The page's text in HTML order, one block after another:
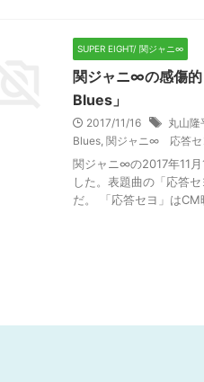
SUPER EIGHT/ 関ジャニ∞
関ジャニ∞の感傷
Blues」
2017/11/16 丸山隆
Blues, 関ジャニ∞ 応答セ
関ジャニ∞の2017年11
した。表題曲の「応答
だ。 「応答セヨ」は